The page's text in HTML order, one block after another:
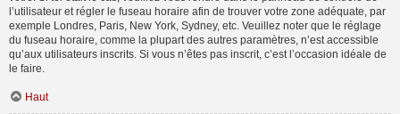
l’utilisateur et régler le fuseau horaire afin de trouver votre zone adéquate, par
exemple Londres, Paris, New York, Sydney, etc. Veuillez noter que le réglage
du fuseau horaire, comme la plupart des autres paramètres, n’est accessible
qu’aux utilisateurs inscrits. Si vous n’êtes pas inscrit, c’est l’occasion idéale de
le faire.
Haut